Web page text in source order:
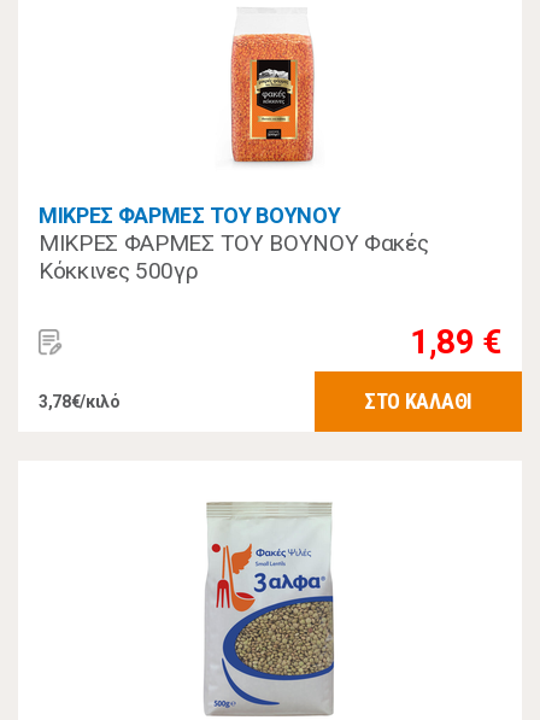
ΜΙΚΡΕΣ ΦΑΡΜΕΣ ΤΟΥ ΒΟΥΝΟΥ
ΜΙΚΡΕΣ ΦΑΡΜΕΣ ΤΟΥ ΒΟΥΝΟΥ Φακές
Κόκκινες 500γρ
1,89 €
3,78€/κιλό ΣΤΟ ΚΑΛΑΘΙ